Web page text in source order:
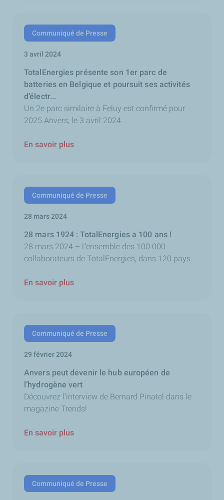
Communiqué de Presse
3 avril 2024
TotalEnergies présente son 1er parc de
batteries en Belgique et poursuit ses activités
d’électr...
Un 2e parc similaire à Feluy est confirmé pour
2025 Anvers, le 3 avril 2024...
En savoir plus
Communiqué de Presse
28 mars 2024
28 mars 1924 : TotalEnergies a 100 ans !
28 mars 2024 – L’ensemble des 100 000
collaborateurs de TotalEnergies, dans 120 pays...
En savoir plus
Communiqué de Presse
29 février 2024
Anvers peut devenir le hub européen de
l’hydrogène vert
Découvrez l'interview de Bernard Pinatel dans le
magazine Trends!
En savoir plus
Communiqué de Presse